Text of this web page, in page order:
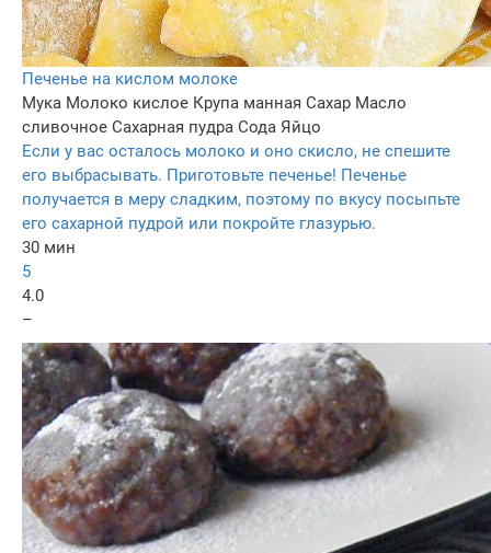
Печенье на кислом молоке
Мука Молоко кислое Крупа манная Сахар Масло
сливочное Сахарная пудра Сода Яйцо
Если у вас осталось молоко и оно скисло, не спешите
его выбрасывать. Приготовьте печенье! Печенье
получается в меру сладким, поэтому по вкусу посыпьте
его сахарной пудрой или покройте глазурью.
30 мин
5
4.0
–